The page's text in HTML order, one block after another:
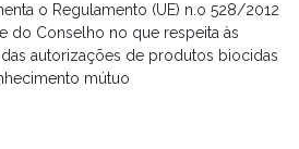
o Regulamento (UE) n.o 528/2012
do Conselho no que respeita às
autorizações de produtos biocidas
mútuo